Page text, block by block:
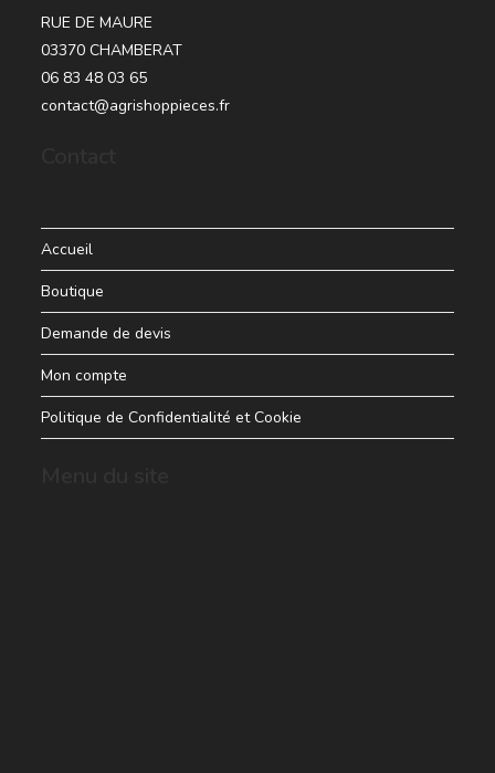
RUE DE MAURE
03370 CHAMBERAT
06 83 48 03 65
contact@agrishoppieces.fr
Accueil
Boutique
Demande de devis
Mon compte
Politique de Confidentialité et Cookie